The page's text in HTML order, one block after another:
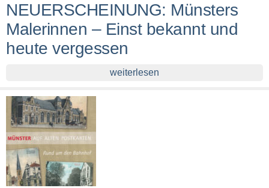
NEUERSCHEINUNG: Münsters
Malerinnen – Einst bekannt und
heute vergessen
weiterlesen